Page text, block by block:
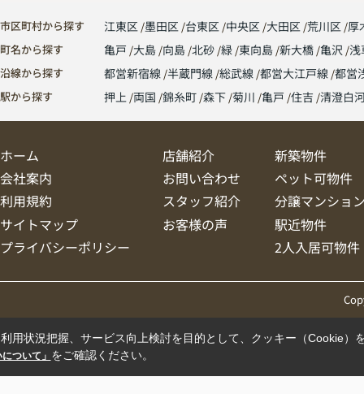
市区町村から探す 江東区 墨田区 台東区 中央区 大田区 荒川区 厚
町名から探す 亀戸 大島 向島 北砂 緑 東向島 新大橋 亀沢
沿線から探す 都営新宿線 半蔵門線 総武線 都営大江戸線 都営
駅から探す 押上 両国 錦糸町 森下 菊川 亀戸 住吉 清澄白
ホーム 店舗紹介
新築物件
会社案内
お問い合わせ
ペット可物件
利用規約
スタッフ紹介
分譲マンショ
サイトマップ
お客様の声
駅近物件
プライバシーポリシー
2人入居可物件
用状況把握、サービス向上検討を目的として、クッキー（Cookie）
ついて」 をご確認ください。